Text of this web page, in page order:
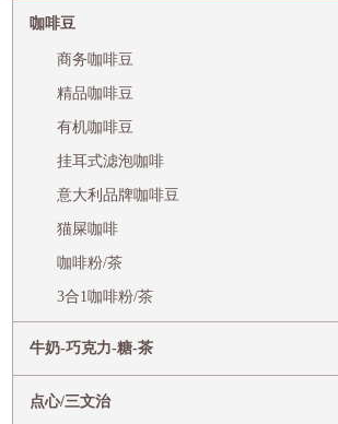
咖啡豆
商务咖啡豆
精品咖啡豆
有机咖啡豆
挂耳式滤泡咖啡
意大利品牌咖啡豆
猫屎咖啡
咖啡粉/茶
3合1咖啡粉/茶
牛奶-巧克力-糖-茶
点心/三文治